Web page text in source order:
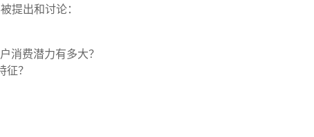
提出和讨论：
消费潜力有多大？
？